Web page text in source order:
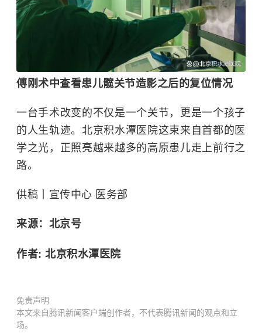
傅刚术中查看患儿髋关节造影之后的复位情况
一台手术改变的不仅是一个关节，更是一个孩子
的人生轨迹。北京积水潭医院这束来自首都的医
学之光，正照亮越来越多的高原患儿走上前行之
路。
供稿丨宣传中心 医务部
来源：北京号
作者: 北京积水潭医院
免责声明
本文来自腾讯新闻客户端创作者，不代表腾讯新闻的观点和立
场。